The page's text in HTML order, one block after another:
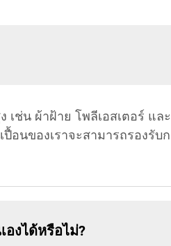
เช่น ผ้าฝ้าย โพลีเอสเตอร์
อนของเราจะสามารถรองรั
งได้หรือไม่?